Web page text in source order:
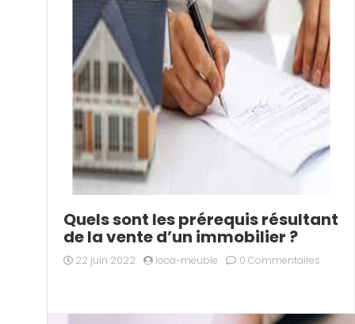
Quels sont les prérequis résultant
de la vente d’un immobilier ?
22 juin 2022 loca-meuble 0 Commentaires